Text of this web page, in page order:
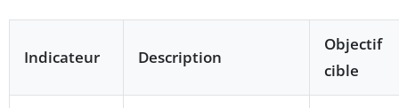
Indicateur Description
Objectif
cible